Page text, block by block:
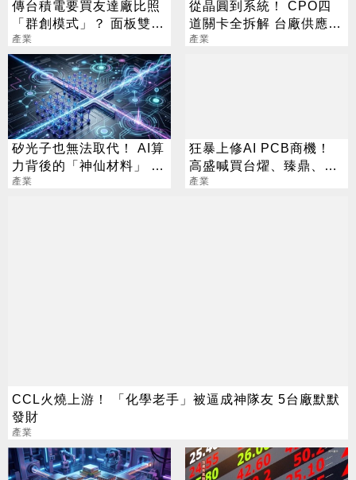
傳台積電要買友達廠比照
「群創模式」？ 面板雙虎
爆量攻漲停
產業
從晶圓到系統！ CPO四
道關卡全拆解 台廠供應鏈
陣容曝光
產業
矽光子也無法取代！ AI算
力背後的「神仙材料」 這
幾家默默爆賺
產業
狂暴上修AI PCB商機！
高盛喊買台燿、臻鼎、台
產業
CCL火燒上游！ 「化學老手」被逼成神隊友 5台廠默默
發財
產業